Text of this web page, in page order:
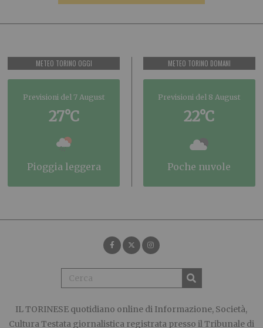
METEO TORINO OGGI
Previsioni del 7 August
27°C
pioggia leggera
METEO TORINO DOMANI
Previsioni del 8 August
22°C
poche nuvole
IL TORINESE quotidiano online di Informazione, Società,
Cultura Testata giornalistica registrata presso il Tribunale di